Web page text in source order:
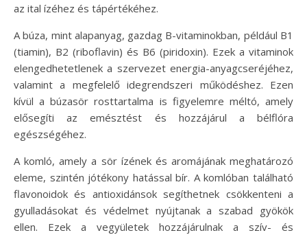
az ital ízéhez és tápértékéhez.
A búza, mint alapanyag, gazdag B-vitaminokban, például B1
(tiamin), B2 (riboflavin) és B6 (piridoxin). Ezek a vitaminok
elengedhetetlenek a szervezet energia-anyagcseréjéhez,
valamint a megfelelő idegrendszeri működéshez. Ezen
kívül a búzasör rosttartalma is figyelemre méltó, amely
elősegíti az emésztést és hozzájárul a bélflóra
egészségéhez.
A komló, amely a sör ízének és aromájának meghatározó
eleme, szintén jótékony hatással bír. A komlóban található
flavonoidok és antioxidánsok segíthetnek csökkenteni a
gyulladásokat és védelmet nyújtanak a szabad gyökök
ellen. Ezek a vegyületek hozzájárulnak a szív- és